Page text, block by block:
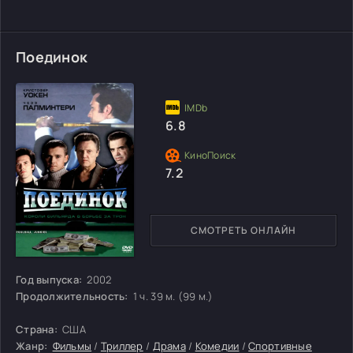
Поединок
Год выпуска: 2002
Продолжительность: 1 ч. 39 м. (99 м.)
Страна: США
Жанр: Фильмы / Триллер / Драма/ Комедии /Спортивные
СМОТРЕТЬ ОНЛАЙН
6.8
7.2